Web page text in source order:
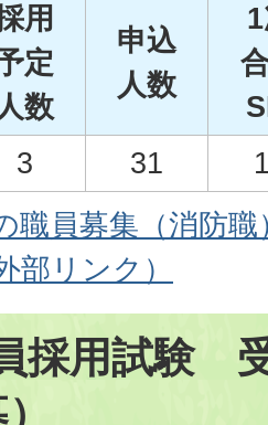
用
定
数
申込
人数
3 31
職員募集（消防
部リンク）
採用試験